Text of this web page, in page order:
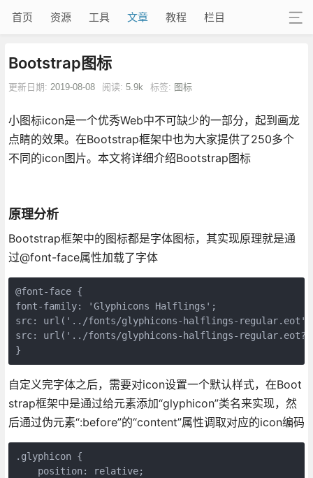
首页 资源 工具 文章 教程 栏目
Bootstrap图标
更新日期: 2019-08-08 阅读: 5.9k 标签: 图标
小图标icon是一个优秀Web中不可缺少的一部分，起到画龙
点睛的效果。在Bootstrap框架中也为大家提供了250多个
不同的icon图片。本文将详细介绍Bootstrap图标
原理分析
Bootstrap框架中的图标都是字体图标，其实现原理就是通
过@font-face属性加载了字体
@font-face {
font-family: 'Glyphicons Halflings';
src: url('../fonts/glyphicons-halflings-
src: url('../fonts/glyphicons-halflings-
}
自定义完字体之后，需要对icon设置一个默认样式，在Boot
strap框架中是通过给元素添加“glyphicon”类名来实现，然
后通过伪元素“:before”的“content”属性调取对应的icon编码
.glyphicon {
    position: relative;